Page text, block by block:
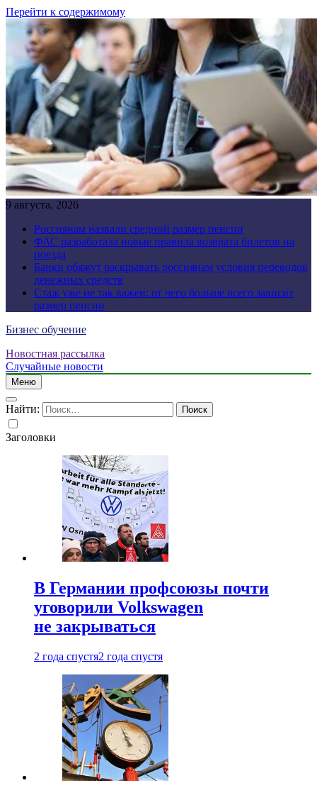
Перейти к содержимому
9 августа, 2026
Россиянам назвали средний размер пенсии
ФАС разработала новые правила возврата билетов на
поезда
Банки обяжут раскрывать россиянам условия переводов
денежных средств
Стаж уже не так важен: от чего больше всего зависит
размер пенсии
Бизнес обучение
Новостная рассылка
Случайные новости
Меню
Найти:
Заголовки
В Германии профсоюзы почти
уговорили Volkswagen
не закрываться
2 года спустя2 года спустя